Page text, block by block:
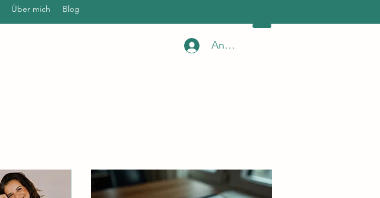
Über mich Blog
Anmelden